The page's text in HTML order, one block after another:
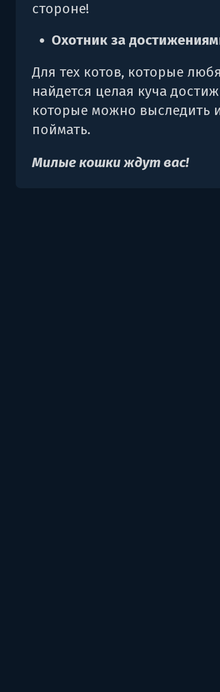
стороне!
Охотник за
Для тех котов, которые
найдется целая куча
которые можно выследить
поймать.
Милые кошки ждут вас!